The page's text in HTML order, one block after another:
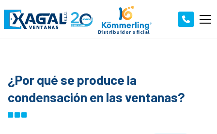
¿Por qué se produce la
condensación en las ventanas?